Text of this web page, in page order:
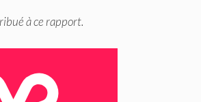
à ce rapport.